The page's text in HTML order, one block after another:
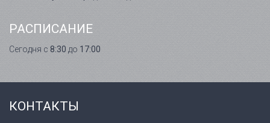
РАСПИСАНИЕ
Сегодня с 8:30 до 17:00
КОНТАКТЫ